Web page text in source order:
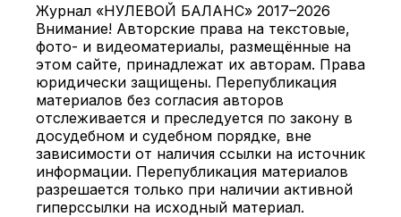
Журнал «НУЛЕВОЙ БАЛАНС» 2017–2026
Внимание! Авторские права на текстовые,
фото- и видеоматериалы, размещённые на
этом сайте, принадлежат их авторам. Права
юридически защищены. Перепубликация
материалов без согласия авторов
отслеживается и преследуется по закону в
досудебном и судебном порядке, вне
зависимости от наличия ссылки на источник
информации. Перепубликация материалов
разрешается только при наличии активной
гиперссылки на исходный материал.